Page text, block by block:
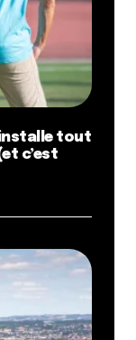
tout
c’est